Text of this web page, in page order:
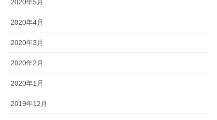
2020年5月
2020年4月
2020年3月
2020年2月
2020年1月
2019年12月